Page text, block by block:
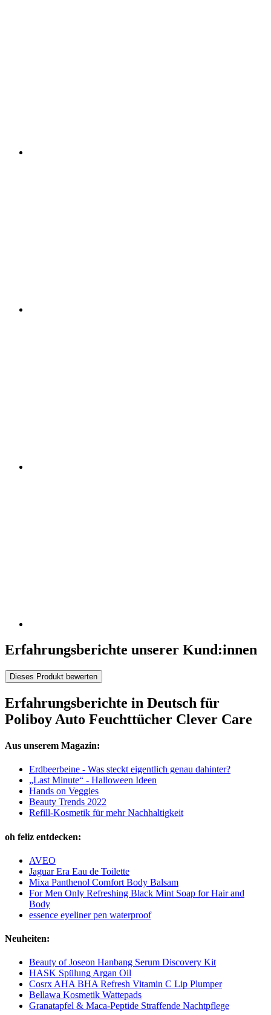
Erfahrungsberichte unserer Kund:innen
Dieses Produkt bewerten
Erfahrungsberichte in Deutsch für
Poliboy Auto Feuchttücher Clever Care
Aus unserem Magazin:
Erdbeerbeine - Was steckt eigentlich genau dahinter?
„Last Minute“ - Halloween Ideen
Hands on Veggies
Beauty Trends 2022
Refill-Kosmetik für mehr Nachhaltigkeit
oh feliz entdecken:
AVEO
Jaguar Era Eau de Toilette
Mixa Panthenol Comfort Body Balsam
For Men Only Refreshing Black Mint Soap for Hair and
Body
essence eyeliner pen waterproof
Neuheiten:
Beauty of Joseon Hanbang Serum Discovery Kit
HASK Spülung Argan Oil
Cosrx AHA BHA Refresh Vitamin C Lip Plumper
Bellawa Kosmetik Wattepads
Granatapfel & Maca-Peptide Straffende Nachtpflege